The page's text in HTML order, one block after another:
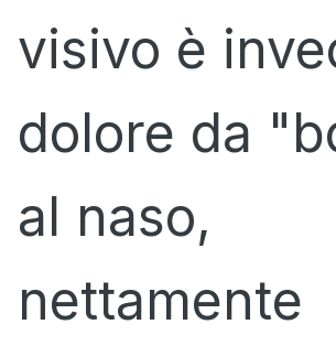
visivo è
dolore da
al naso,
nettamente